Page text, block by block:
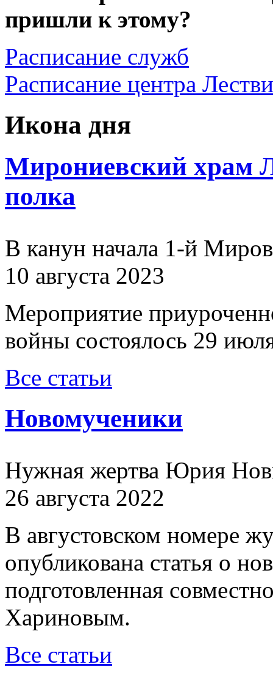
пришли к этому?
Расписание служб
Расписание центра
Икона дня
Мирониевский храм
полка
В канун начала 1-й
10 августа 2023
Мероприятие
войны состоялось 29
Все статьи
Новомученики
Нужная жертва Юрия
26 августа 2022
В августовском номере
опубликована статья о
подготовленная
Хариновым.
Все статьи